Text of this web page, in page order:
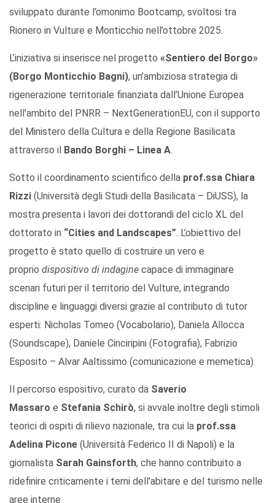
sviluppato durante l’omonimo Bootcamp, svoltosi tra
Rionero in Vulture e Monticchio nell’ottobre 2025.
L’iniziativa si inserisce nel progetto «Sentiero del Borgo»
(Borgo Monticchio Bagni), un’ambiziosa strategia di
rigenerazione territoriale finanziata dall’Unione Europea
nell’ambito del PNRR – NextGenerationEU, con il supporto
del Ministero della Cultura e della Regione Basilicata
attraverso il Bando Borghi – Linea A.
Sotto il coordinamento scientifico della prof.ssa Chiara
Rizzi (Università degli Studi della Basilicata – DiUSS), la
mostra presenta i lavori dei dottorandi del ciclo XL del
dottorato in “Cities and Landscapes”. L’obiettivo del
progetto è stato quello di costruire un vero e
proprio dispositivo di indagine capace di immaginare
scenari futuri per il territorio del Vulture, integrando
discipline e linguaggi diversi grazie al contributo di tutor
esperti: Nicholas Tomeo (Vocabolario), Daniela Allocca
(Soundscape), Daniele Cinciripini (Fotografia), Fabrizio
Esposito – Alvar Aaltissimo (comunicazione e memetica).
Il percorso espositivo, curato da Saverio
Massaro e Stefania Schirò, si avvale inoltre degli stimoli
teorici di ospiti di rilievo nazionale, tra cui la prof.ssa
Adelina Picone (Università Federico II di Napoli) e la
giornalista Sarah Gainsforth, che hanno contribuito a
ridefinire criticamente i temi dell’abitare e del turismo nelle
aree interne.